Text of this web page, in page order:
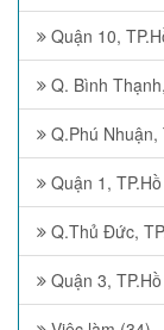
Quận 10,
Q. Bình
Q.Phú Nhuận,
Quận 1,
Q.Thủ Đức,
Quận 3,